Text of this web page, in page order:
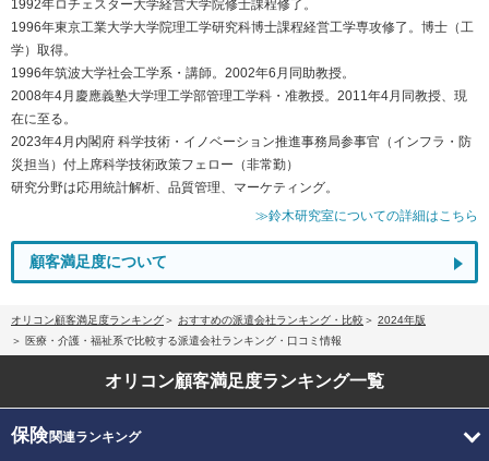
1992年ロチェスター大学経営大学院修士課程修了。
1996年東京工業大学大学院理工学研究科博士課程経営工学専攻修了。博士（工
学）取得。
1996年筑波大学社会工学系・講師。2002年6月同助教授。
2008年4月慶應義塾大学理工学部管理工学科・准教授。2011年4月同教授、現
在に至る。
2023年4月内閣府 科学技術・イノベーション推進事務局参事官（インフラ・防
災担当）付上席科学技術政策フェロー（非常勤）
研究分野は応用統計解析、品質管理、マーケティング。
≫鈴木研究室についての詳細はこちら
顧客満足度について
オリコン顧客満足度ランキング おすすめの派遣会社ランキング・比較
2024年版
医療・介護・福祉系で比較する派遣会社ランキング・口コミ情報
オリコン顧客満足度ランキング一覧
保険関連ランキング